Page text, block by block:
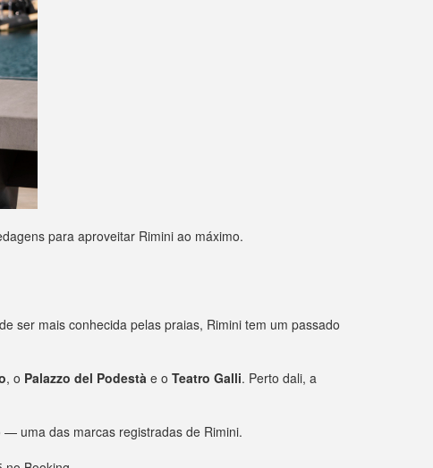
para aproveitar Rimini ao máximo.
ser mais conhecida pelas praias, Rimini tem um passado
, o Palazzo del Podestà e o Teatro Galli. Perto dali, a
uma das marcas registradas de Rimini.